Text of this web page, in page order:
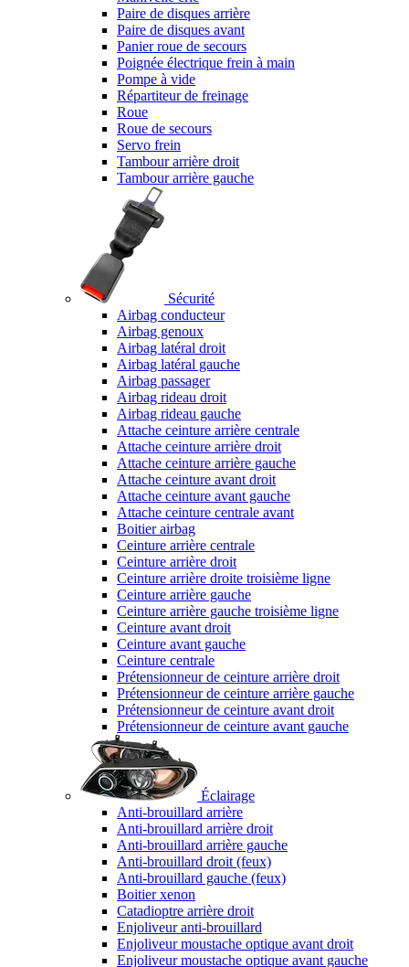
Paire de disques arrière
Paire de disques avant
Panier roue de secours
Poignée électrique frein à main
Pompe à vide
Répartiteur de freinage
Roue
Roue de secours
Servo frein
Tambour arrière droit
Tambour arrière gauche
Sécurité
Airbag conducteur
Airbag genoux
Airbag latéral droit
Airbag latéral gauche
Airbag passager
Airbag rideau droit
Airbag rideau gauche
Attache ceinture arrière centrale
Attache ceinture arrière droit
Attache ceinture arrière gauche
Attache ceinture avant droit
Attache ceinture avant gauche
Attache ceinture centrale avant
Boitier airbag
Ceinture arrière centrale
Ceinture arrière droit
Ceinture arrière droite troisième ligne
Ceinture arrière gauche
Ceinture arrière gauche troisième ligne
Ceinture avant droit
Ceinture avant gauche
Ceinture centrale
Prétensionneur de ceinture arrière droit
Prétensionneur de ceinture arrière gauche
Prétensionneur de ceinture avant droit
Prétensionneur de ceinture avant gauche
Éclairage
Anti-brouillard arrière
Anti-brouillard arrière droit
Anti-brouillard arrière gauche
Anti-brouillard droit (feux)
Anti-brouillard gauche (feux)
Boitier xenon
Catadioptre arrière droit
Enjoliveur anti-brouillard
Enjoliveur moustache optique avant droit
Enjoliveur moustache optique avant gauche